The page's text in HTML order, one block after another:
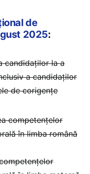
de
2025:
candidaților la a
a candidaților
de corigențe
competențelor
în limba română